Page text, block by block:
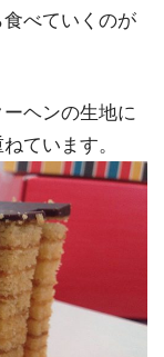
べていくのが
ヘンの生地に
ています。